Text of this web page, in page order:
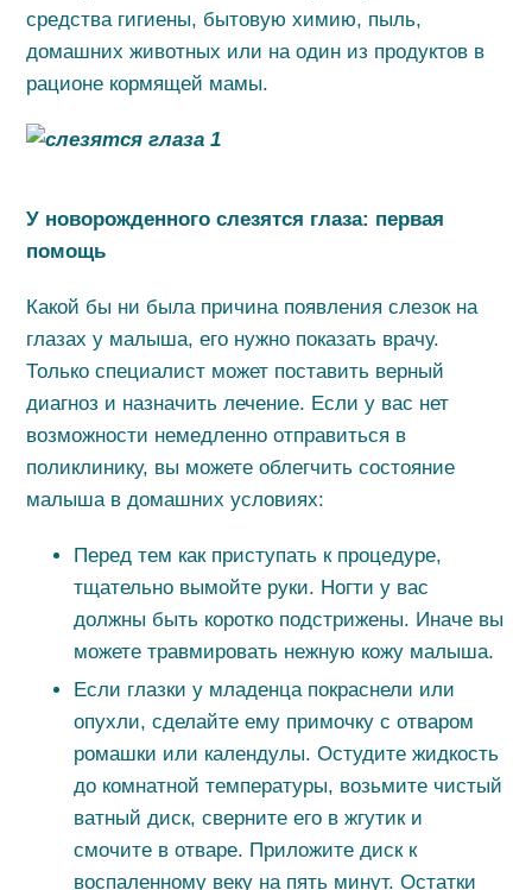
средства гигиены, бытовую химию, пыль,
домашних животных или на один из продуктов в
рационе кормящей мамы.
У новорожденного слезятся глаза: первая
помощь
Какой бы ни была причина появления слезок на
глазах у малыша, его нужно показать врачу.
Только специалист может поставить верный
диагноз и назначить лечение. Если у вас нет
возможности немедленно отправиться в
поликлинику, вы можете облегчить состояние
малыша в домашних условиях:
Перед тем как приступать к процедуре,
тщательно вымойте руки. Ногти у вас
должны быть коротко подстрижены. Иначе вы
можете травмировать нежную кожу малыша.
Если глазки у младенца покраснели или
опухли, сделайте ему примочку с отваром
ромашки или календулы. Остудите жидкость
до комнатной температуры, возьмите чистый
ватный диск, сверните его в жгутик и
смочите в отваре. Приложите диск к
воспаленному веку на пять минут. Остатки